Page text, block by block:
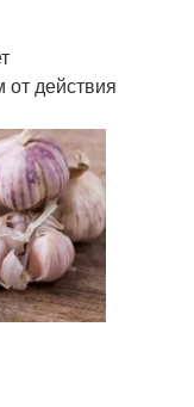
действия